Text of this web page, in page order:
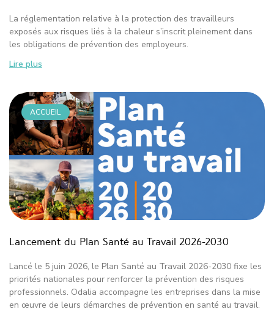
La réglementation relative à la protection des travailleurs
exposés aux risques liés à la chaleur s’inscrit pleinement dans
les obligations de prévention des employeurs.
Lire plus
ACCUEIL
Lancement du Plan Santé au Travail 2026-2030
Lancé le 5 juin 2026, le Plan Santé au Travail 2026-2030 fixe les
priorités nationales pour renforcer la prévention des risques
professionnels. Odalia accompagne les entreprises dans la mise
en œuvre de leurs démarches de prévention en santé au travail.